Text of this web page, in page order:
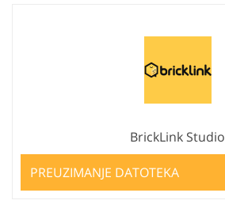
BrickLink Studio
PREUZIMANJE DATOTEKA